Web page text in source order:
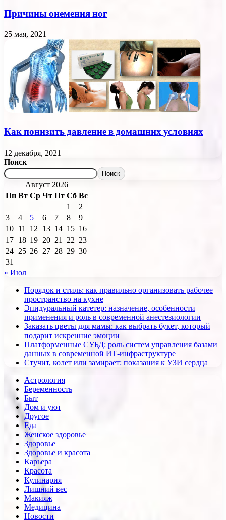
Причины онемения ног
25 мая, 2021
Как понизить давление в домашних условиях
12 декабря, 2021
Поиск
Поиск
Август 2026
Пн Вт Ср Чт Пт Сб Вс
1
2
3
4 5 6 7 8
9
10 11 12 13 14 15 16
17 18 19 20 21 22 23
24 25 26 27 28 29 30
31
« Июл
Порядок и стиль: как правильно организовать рабочее
пространство на кухне
Эпидуральный катетер: назначение, особенности
применения и роль в современной анестезиологии
Заказать цветы для мамы: как выбрать букет, который
подарит искренние эмоции
Платформенные СУБД: роль систем управления базами
данных в современной ИТ-инфраструктуре
Стучит, колет или замирает: показания к УЗИ сердца
Астрология
Беременность
Быт
Дом и уют
Другое
Еда
Женское здоровье
Здоровье
Здоровье и красота
Карьера
Красота
Кулинария
Лишний вес
Макияж
Медицина
Новости